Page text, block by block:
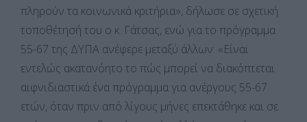
πληρούν τα κοινωνικά κριτήρια», δήλωσε σε σχετική
τοποθέτησή του ο κ. Γάτσας, ενώ για το πρόγραμμα
55-67 της ΔΥΠΑ ανέφερε μεταξύ άλλων: «Είναι
εντελώς ακατανόητο το πώς μπορεί να διακόπτεται
αιφνιδιαστικά ένα πρόγραμμα για ανέργους 55-67
ετών, όταν πριν από λίγους μήνες επεκτάθηκε και σε